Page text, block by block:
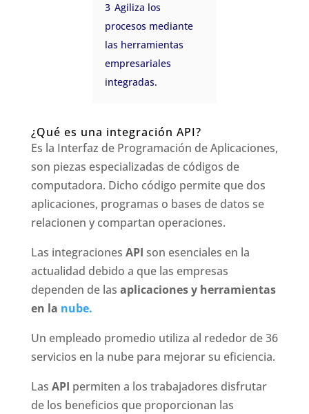
3 Agiliza los
procesos mediante
las herramientas
empresariales
integradas.
¿Qué es una integración API?
Es la Interfaz de Programación de Aplicaciones,
son piezas especializadas de códigos de
computadora. Dicho código permite que dos
aplicaciones, programas o bases de datos se
relacionen y compartan operaciones.
Las integraciones API son esenciales en la
actualidad debido a que las empresas
dependen de las aplicaciones y herramientas
en la nube.
Un empleado promedio utiliza al rededor de 36
servicios en la nube para mejorar su eficiencia.
Las API permiten a los trabajadores disfrutar
de los beneficios que proporcionan las